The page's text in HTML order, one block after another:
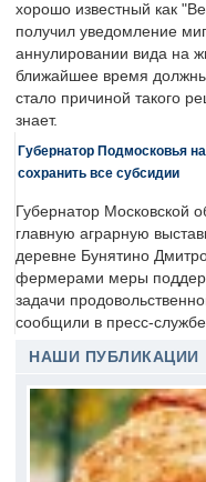
хорошо известный как
получил уведомление
аннулировании вида на
ближайшее время
стало причиной такого
знает.
Губернатор Подмосковья
сохранить все субсидии
Губернатор Московской
главную аграрную
деревне Бунятино
фермерами меры
задачи
сообщили в пресс-
НАШИ ПУБЛИКАЦИИ